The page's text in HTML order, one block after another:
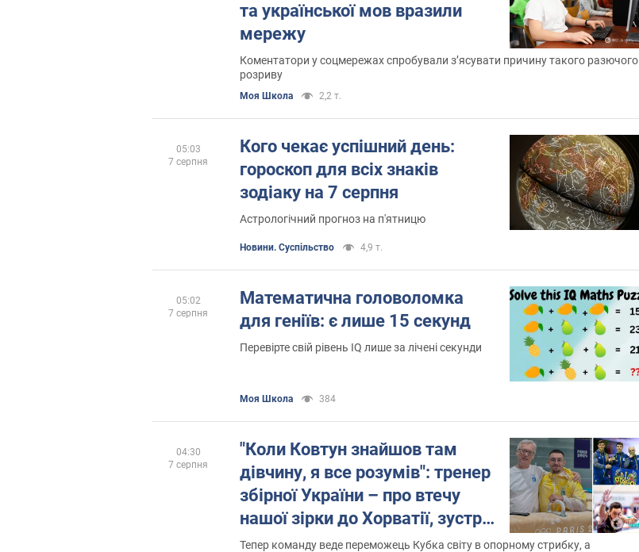
та української мов вразили
мережу
Коментатори у соцмережах спробували з’ясувати причину такого разючого
розриву
Моя Школа 2,2 т.
Кого чекає успішний день:
гороскоп для всіх знаків
зодіаку на 7 серпня
Астрологічний прогноз на п'ятницю
Новини. Суспільство 4,9 т.
05:03
7 серпня
Математична головоломка
для геніїв: є лише 15 секунд
Перевірте свій рівень IQ лише за лічені секунди
Моя Школа 384
05:02
7 серпня
"Коли Ковтун знайшов там
дівчину, я все розумів": тренер
збірної України – про втечу
нашої зірки до Хорватії, зустріч
з росіянами на помості і нового
Тепер команду веде переможець Кубка світу в опорному стрибку, а
04:30
7 серпня